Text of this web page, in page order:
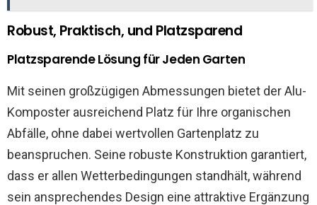
Robust, Praktisch, und Platzsparend
Platzsparende Lösung für Jeden Garten
Mit seinen großzügigen Abmessungen bietet der Alu-
Komposter ausreichend Platz für Ihre organischen
Abfälle, ohne dabei wertvollen Gartenplatz zu
beanspruchen. Seine robuste Konstruktion garantiert,
dass er allen Wetterbedingungen standhält, während
sein ansprechendes Design eine attraktive Ergänzung